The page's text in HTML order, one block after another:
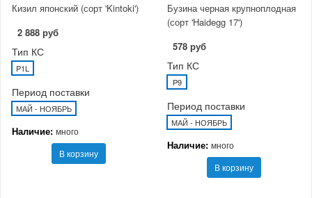
Кизил японский (сорт 'Kintoki')
2 888 руб
Тип КС
P1L
Период поставки
МАЙ - НОЯБРЬ
Наличие: много
В корзину
Бузина черная крупноплодная
(сорт 'Haidegg 17')
578 руб
Тип КС
P9
Период поставки
МАЙ - НОЯБРЬ
Наличие: много
В корзину